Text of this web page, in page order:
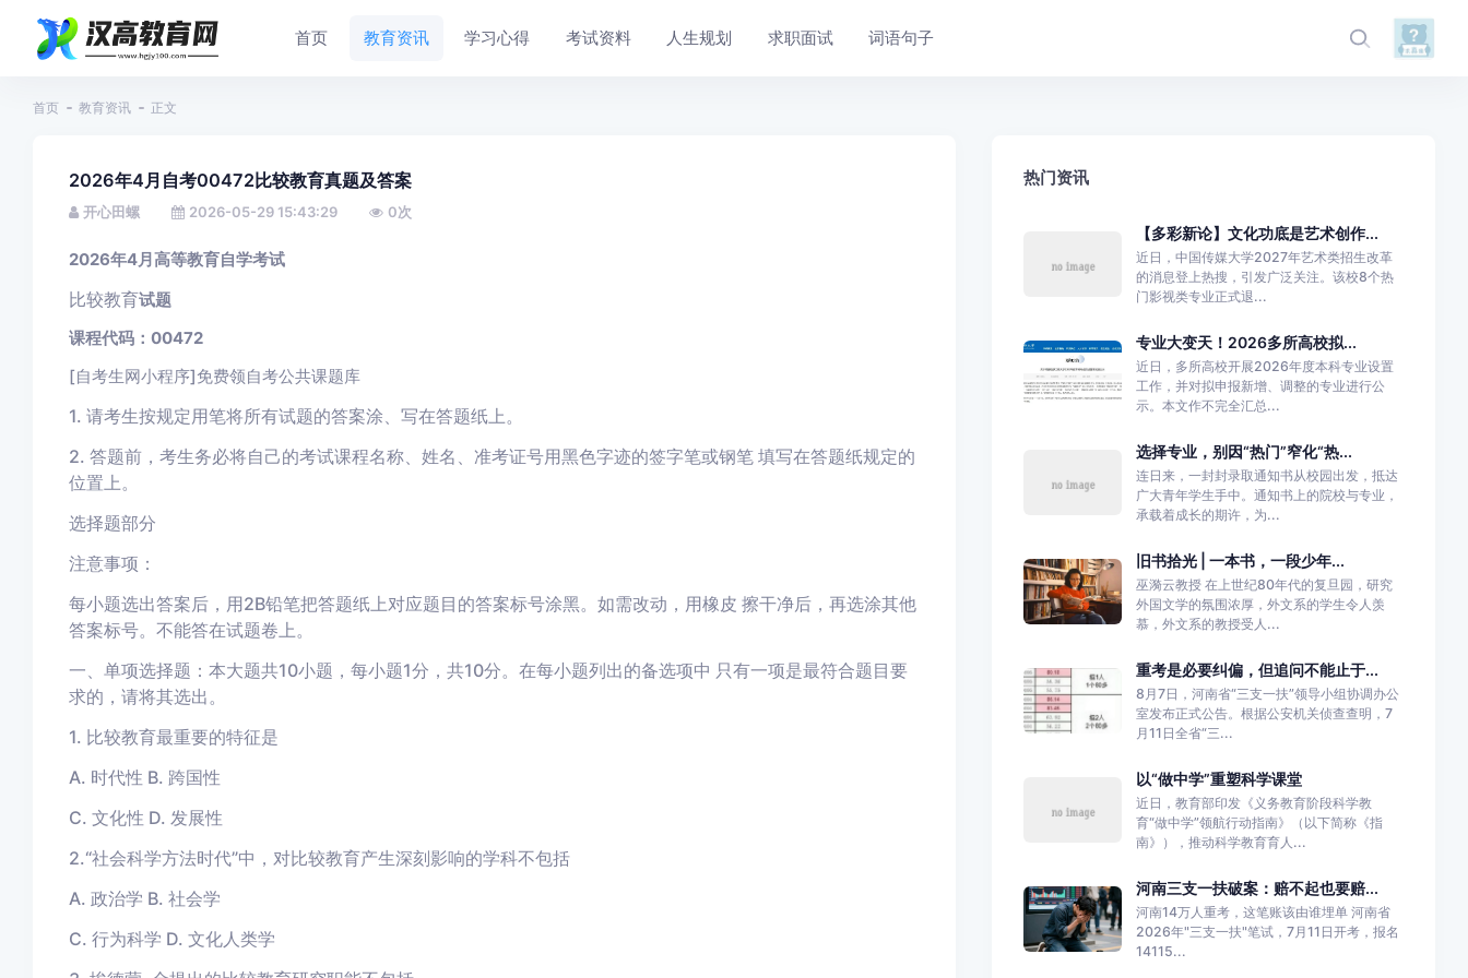
首页 教育资讯 学习心得 考试资料 人生规划 求职面试 词语句子
首页 教育资讯 正文
2026年4月自考00472比较教育真题及答案
开心田螺 2026-05-29 15:43:29 0次
2026年4月高等教育自学考试
比较教育试题
课程代码：00472
[自考生网小程序]免费领自考公共课题库
1. 请考生按规定用笔将所有试题的答案涂、写在答题纸上。
2. 答题前，考生务必将自己的考试课程名称、姓名、准考证号用黑色字迹的签字笔或钢笔 填写在答题纸规定的
位置上。
选择题部分
注意事项：
每小题选出答案后，用2B铅笔把答题纸上对应题目的答案标号涂黑。如需改动，用橡皮 擦干净后，再选涂其他
答案标号。不能答在试题卷上。
一、单项选择题：本大题共10小题，每小题1分，共10分。在每小题列出的备选项中 只有一项是最符合题目要
求的，请将其选出。
1. 比较教育最重要的特征是
A. 时代性 B. 跨国性
C. 文化性 D. 发展性
2.“社会科学方法时代”中，对比较教育产生深刻影响的学科不包括
A. 政治学 B. 社会学
C. 行为科学 D. 文化人类学
热门资讯
【多彩新论】文化功底是艺术创作...
近日，中国传媒大学2027年艺术类招生改革
的消息登上热搜，引发广泛关注。该校8个热
门影视类专业正式退...
专业大变天！2026多所高校拟...
近日，多所高校开展2026年度本科专业设置
工作，并对拟申报新增、调整的专业进行公
示。本文作不完全汇总...
选择专业，别因“热门”窄化“热...
连日来，一封封录取通知书从校园出发，抵达
广大青年学生手中。通知书上的院校与专业，
承载着成长的期许，为...
旧书拾光 | 一本书，一段少年...
巫漪云教授 在上世纪80年代的复旦园，研究
外国文学的氛围浓厚，外文系的学生令人羡
慕，外文系的教授受人...
重考是必要纠偏，但追问不能止于...
8月7日，河南省“三支一扶”领导小组协调办公
室发布正式公告。根据公安机关侦查查明，7
月11日全省“三...
以“做中学”重塑科学课堂
近日，教育部印发《义务教育阶段科学教
育“做中学”领航行动指南》（以下简称《指
南》），推动科学教育育人...
河南三支一扶破案：赔不起也要赔...
河南14万人重考，这笔账该由谁埋单 河南省
2026年"三支一扶"笔试，7月11日开考，报名
14115...